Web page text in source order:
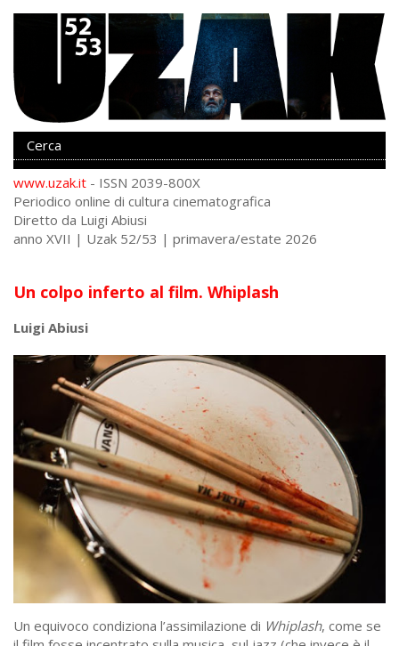
www.uzak.it - ISSN 2039-800X
Periodico online di cultura cinematografica
Diretto da Luigi Abiusi
anno XVII | Uzak 52/53 | primavera/estate 2026
Un colpo inferto al film. Whiplash
Luigi Abiusi
Un equivoco condiziona l’assimilazione di Whiplash, come se